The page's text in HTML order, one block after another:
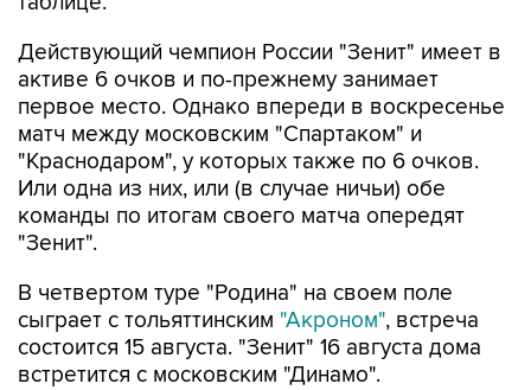
Действующий чемпион России "Зенит" имеет в
активе 6 очков и по-прежнему занимает
первое место. Однако впереди в воскресенье
матч между московским "Спартаком" и
"Краснодаром", у которых также по 6 очков.
Или одна из них, или (в случае ничьи) обе
команды по итогам своего матча опередят
"Зенит".
В четвертом туре "Родина" на своем поле
сыграет с тольяттинским "Акроном", встреча
состоится 15 августа. "Зенит" 16 августа дома
встретится с московским "Динамо".